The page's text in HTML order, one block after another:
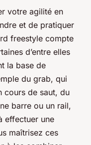
votre agilité en
et de pratiquer
freestyle compte
d’entre elles
la base de
du grab, qui
cours de saut, du
barre ou un rail,
effectuer une
maîtrisez ces